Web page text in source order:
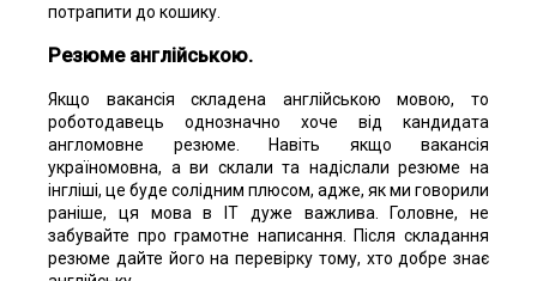
потрапити до кошику.
Резюме англійською.
Якщо вакансія складена англійською мовою, то
роботодавець однозначно хоче від кандидата
англомовне резюме. Навіть якщо вакансія
україномовна, а ви склали та надіслали резюме на
інгліші, це буде солідним плюсом, адже, як ми говорили
раніше, ця мова в IT дуже важлива. Головне, не
забувайте про грамотне написання. Після складання
резюме дайте його на перевірку тому, хто добре знає